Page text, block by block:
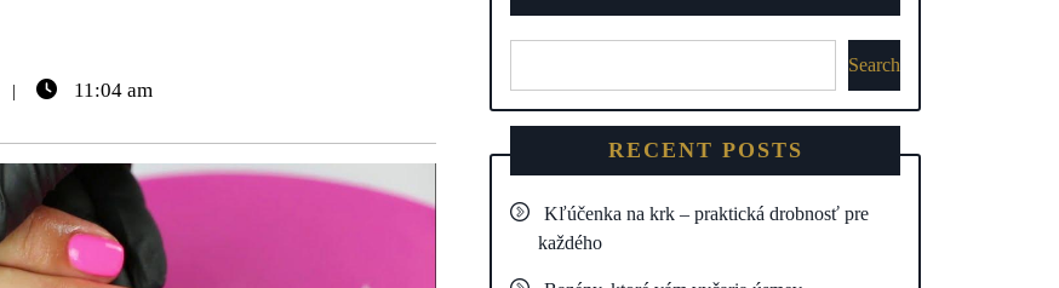
| 11:04 am
Search
RECENT POSTS
Kľúčenka na krk – praktická drobnosť pre
každého